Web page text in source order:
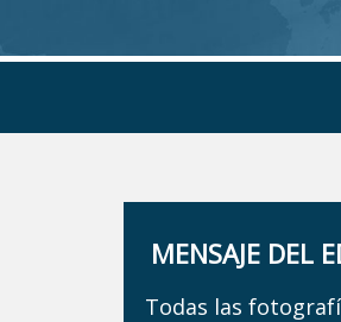
MENSAJE DEL
Todas las